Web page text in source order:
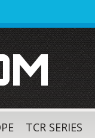
TCR SERIES